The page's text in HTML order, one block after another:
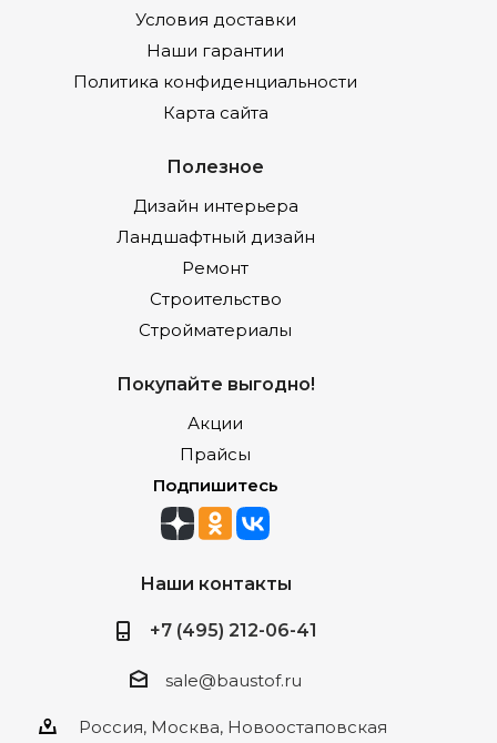
Условия доставки
Наши гарантии
Политика конфиденциальности
Карта сайта
Полезное
Дизайн интерьера
Ландшафтный дизайн
Ремонт
Строительство
Стройматериалы
Покупайте выгодно!
Акции
Прайсы
Подпишитесь
Наши контакты
+7 (495) 212-06-41
sale@baustof.ru
Россия, Москва, Новоостаповская